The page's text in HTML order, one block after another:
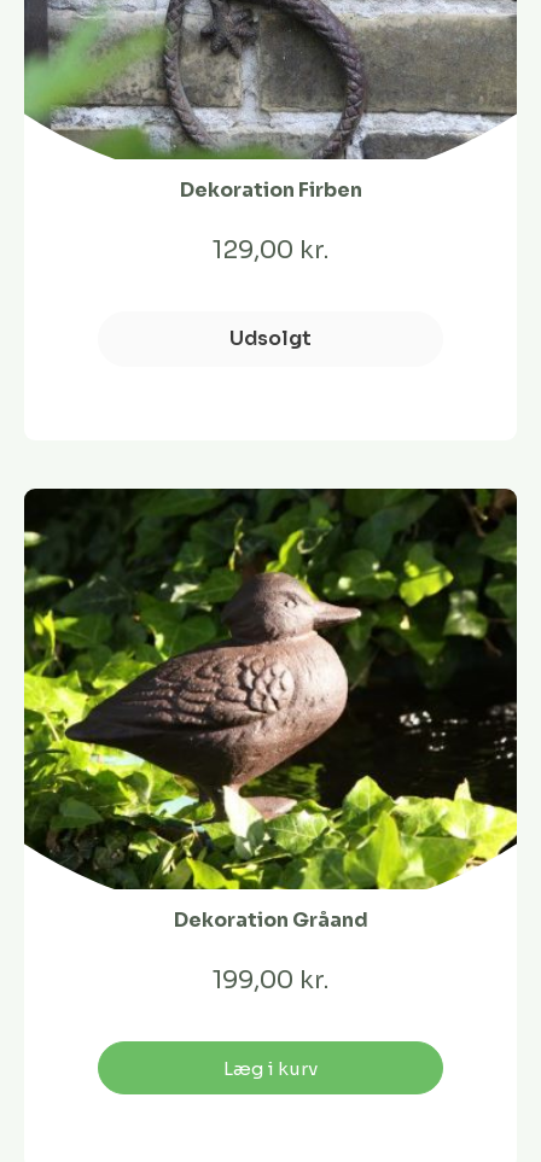
Dekoration Firben
129,00 kr.
Udsolgt
Dekoration Gråand
199,00 kr.
Læg i kurv